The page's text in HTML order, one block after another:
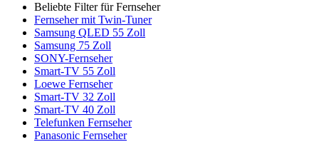
Beliebte Filter für Fernseher
Fernseher mit Twin-Tuner
Samsung QLED 55 Zoll
Samsung 75 Zoll
SONY-Fernseher
Smart-TV 55 Zoll
Loewe Fernseher
Smart-TV 32 Zoll
Smart-TV 40 Zoll
Telefunken Fernseher
Panasonic Fernseher